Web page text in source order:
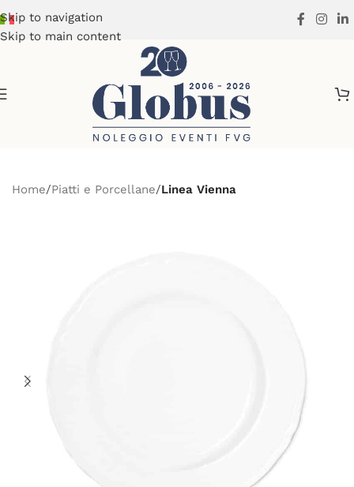
Skip to navigation
Skip to main content
Home Piatti e Porcellane Linea Vienna